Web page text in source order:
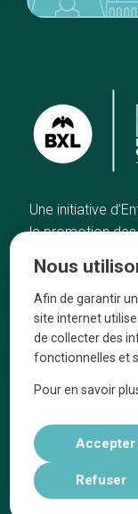
Une initiative
la promotion
Accueil
Bonnes
Quartiers
Blog
Tops 10
Nous
Afin de garantir
site internet
de collecter des
fonctionnelles et
Pour en savoir
Accepter
Refuser